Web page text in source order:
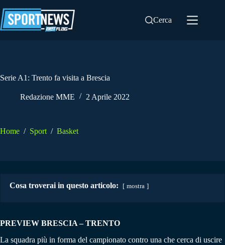
al
contenuto
Cerca
Serie A1: Trento fa visita a Brescia
Redazione MME 2 Aprile 2022
Home / Sport / Basket
Cosa troverai in questo articolo: mostra
PREVIEW BRESCIA – TRENTO
La squadra più in forma del campionato contro una che cerca di uscire